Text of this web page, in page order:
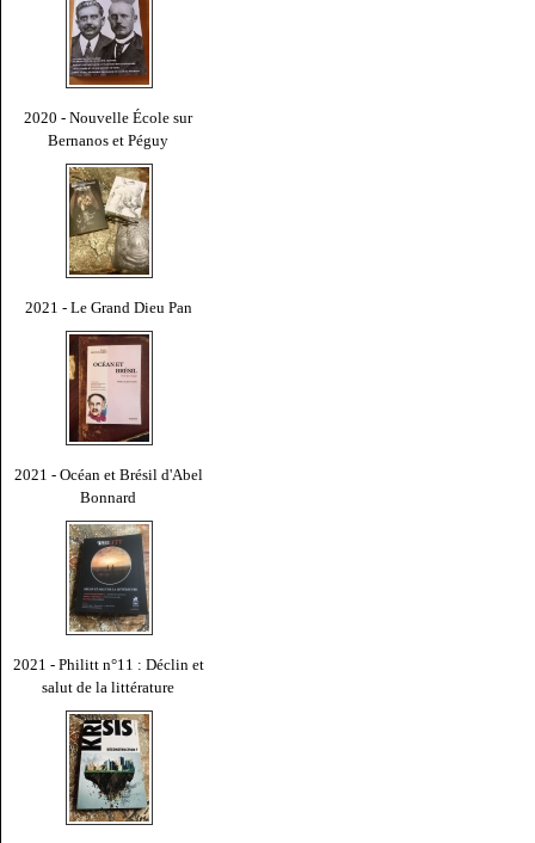
2020 - Nouvelle École sur
Bernanos et Péguy
2021 - Le Grand Dieu Pan
2021 - Océan et Brésil d'Abel
Bonnard
2021 - Philitt n°11 : Déclin et
salut de la littérature